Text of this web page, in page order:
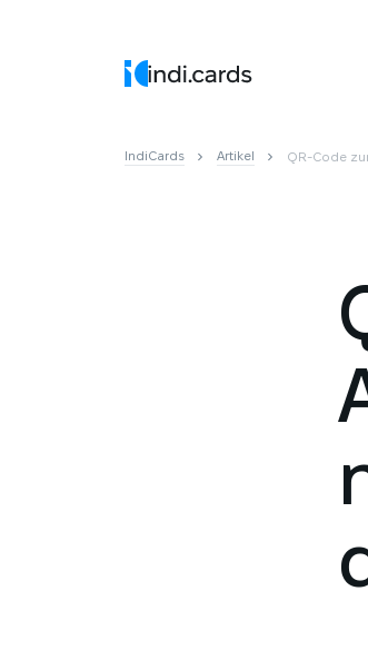
IndiCards Artikel QR-Code